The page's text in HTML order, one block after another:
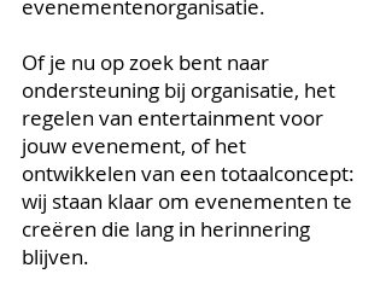
evenementenorganisatie.
Of je nu op zoek bent naar
ondersteuning bij organisatie, het
regelen van entertainment voor
jouw evenement, of het
ontwikkelen van een totaalconcept:
wij staan klaar om evenementen te
creëren die lang in herinnering
blijven.